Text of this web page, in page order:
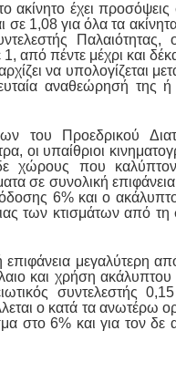
ακίνητο έχει
1,08 για όλα τα
Παλαιότητας,
1, από πέντε μέχρι και
να υπολογίζεται
αναθεώρησή της
του Προεδρικού
οι υπαίθριοι
χώρους που
σε συνολική επιφάνεια
6% και ο
των κτισμάτων από τη
επιφάνεια μεγαλύτερη
και χρήση
συντελεστής
ο κατά τα ανωτέρω
στο 6% και για τον δε